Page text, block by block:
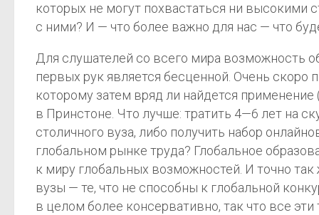
которых не могут похвастаться ни высокими
с ними? И — что более важно для нас — что
Для слушателей со всего мира возможность
первых рук является бесценной. Очень скоро
которому затем вряд ли найдется
в Принстоне. Что лучше: тратить 4—6 лет на
столичного вуза, либо получить набор
глобальном рынке труда? Глобальное
к миру глобальных возможностей. И точно
вузы — те, что не способны к глобальной
в целом более консервативно, так что все